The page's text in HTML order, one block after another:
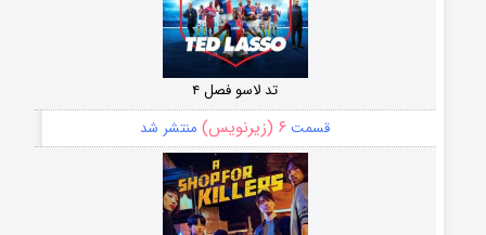
تد لاسو فصل ۴
قسمت ۶ (زیرنویس) منتشر شد